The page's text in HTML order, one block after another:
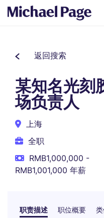
返回搜索
某知名光刻
场负责人
上海
全职
RMB1,000,000 -
RMB1,001,000 年薪
职责描述 职位概要